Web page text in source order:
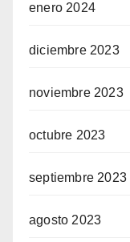
enero 2024
diciembre 2023
noviembre 2023
octubre 2023
septiembre 2023
agosto 2023